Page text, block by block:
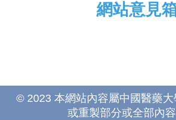
網站意見
© 2023 本網站內容屬中國醫藥
或重製部分或全部內